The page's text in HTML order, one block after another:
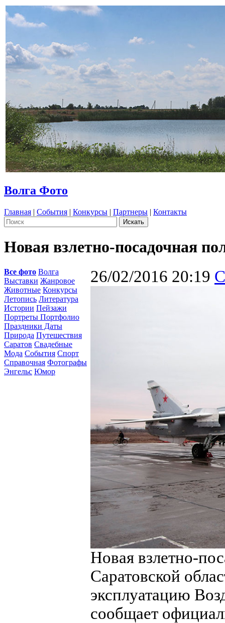
Волга Фото
Главная | События | Конкурсы | Партнеры | Контакты
Новая взлетно-посадочная
Все фото Волга
Выставки Жанровое
Животные Конкурсы
Летопись Литература
Истории Пейзажи
Портреты Портфолио
Праздники Даты
Природа Путешествия
Саратов Свадебные
Мода События Спорт
Справочная Фотографы
Энгельс Юмор
26/02/2016 20:19
Новая взлетно-
Саратовской
эксплуатацию
сообщает